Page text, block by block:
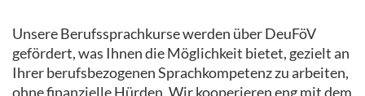
Unsere Berufssprachkurse werden über DeuFöV
gefördert, was Ihnen die Möglichkeit bietet, gezielt an
Ihrer berufsbezogenen Sprachkompetenz zu arbeiten,
ohne finanzielle Hürden. Wir kooperieren eng mit dem